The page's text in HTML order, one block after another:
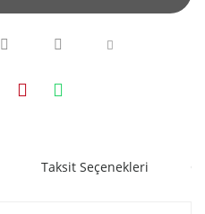
Taksit Seçenekleri